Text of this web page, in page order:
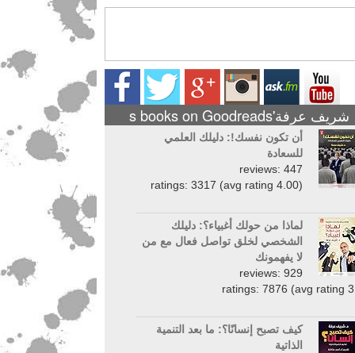
شريف عرفة's books on Goodreads
أن تكون نفسك!: دليلك العلمي
للسعادة
reviews: 447
ratings: 3317 (avg rating 4.00)
لماذا من حولك أغبياء؟: دليلك
الشخصي لخلق تواصل فعال مع من
لا يفهمونك
reviews: 929
ratings: 7876 (avg rating
كيف تصبح إنسانًا؟: ما بعد التنمية
الذاتية